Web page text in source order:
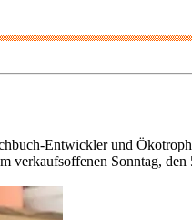
Entwickler und
Sonntag, den